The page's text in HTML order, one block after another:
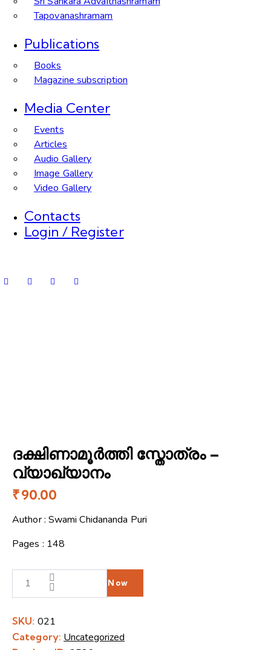
Tapovanashramam
Publications
Books
Magazine subscription
Media Center
Events
Articles
Audio Gallery
Image Gallery
Video Gallery
Contacts
Login / Register
ദക്ഷിണാമൂർത്തി സ്തോത്രം –
വ്യാഖ്യാനം
₹90.00
Author : Swami Chidananda Puri
Pages : 148
Buy Now
SKU: 021
Category: Uncategorized